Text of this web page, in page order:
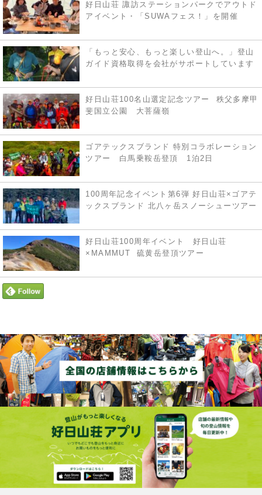
好日山荘 諏訪ステーションパークでアウトド
アイベント・「SUWAフェス！」を開催
「もっと安心、もっと楽しい登山へ。」登山
ガイド資格取得を会社がサポートしています
好日山荘100名山選定記念ツアー 秩父多摩甲
斐国立公園 大菩薩嶺
ゴアテックスブランド 特別コラボレーション
ツアー 白馬乗鞍岳登頂 1泊2日
100周年記念イベント第6弾 好日山荘×ゴアテ
ックスブランド 北八ヶ岳スノーシューツアー
好日山荘100周年イベント 好日山荘
×MAMMUT 硫黄岳登頂ツアー